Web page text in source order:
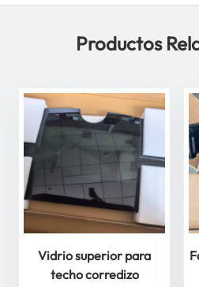
Productos
Vidrio superior para
techo corredizo